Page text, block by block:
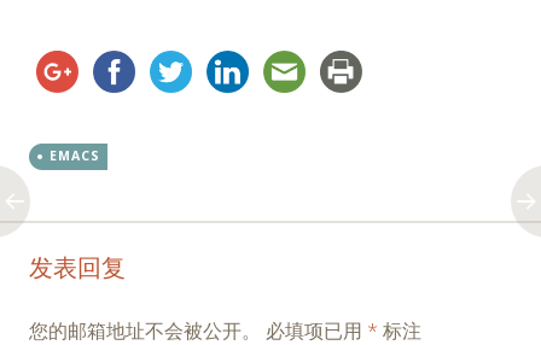
EMACS
Post
navigation
←
→
发表回复
您的邮箱地址不会被公开。 必填项已用 * 标注